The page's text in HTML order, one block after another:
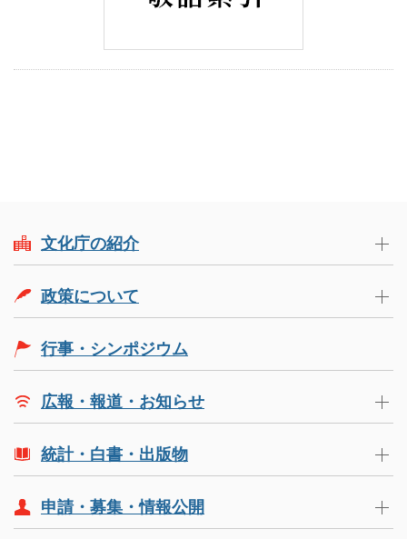
文化庁の紹介
政策について
行事・シンポジウム
広報・報道・お知らせ
統計・白書・出版物
申請・募集・情報公開